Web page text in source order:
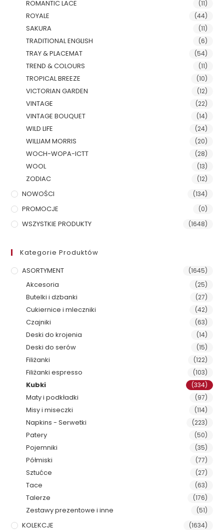
ROMANTIC LACE (11)
ROYALE (44)
SAKURA (11)
TRADITIONAL ENGLISH (6)
TRAY & PLACEMAT (54)
TREND & COLOURS (11)
TROPICAL BREEZE (10)
VICTORIAN GARDEN (12)
VINTAGE (22)
VINTAGE BOUQUET (14)
WILD LIFE (24)
WILLIAM MORRIS (20)
WOCH-WOPA-ICTT (28)
WOOL (13)
ZODIAC (12)
NOWOŚCI (134)
PROMOCJE (0)
WSZYSTKIE PRODUKTY (1648)
Kategorie Produktów
ASORTYMENT
(1645)
Akcesoria (25)
Butelki i dzbanki (27)
Cukiernice i mleczniki (42)
Czajniki (63)
Deski do krojenia (14)
Deski do serów (15)
Filiżanki (122)
Filiżanki espresso (103)
Kubki (334)
Maty i podkładki (97)
Misy i miseczki (114)
Napkins - Serwetki (223)
Patery (50)
Pojemniki (35)
Półmiski (77)
Sztućce (27)
Tace (63)
Talerze (176)
Zestawy prezentowe i inne (51)
KOLEKCJE (1634)